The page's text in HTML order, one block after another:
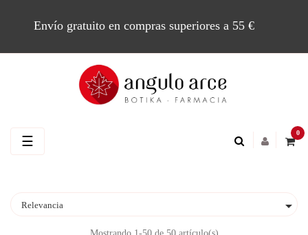
Envío gratuito en compras superiores a 55 €
0
Navegación
☰
Relevancia 